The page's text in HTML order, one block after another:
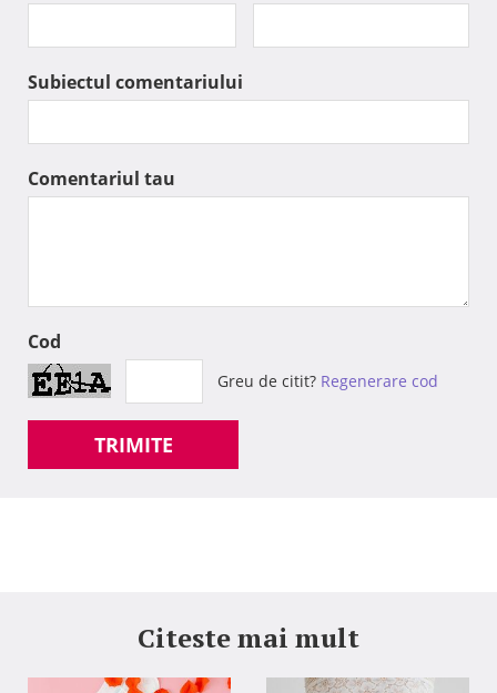
Subiectul comentariului
Comentariul tau
Cod
Greu de citit? Regenerare cod
TRIMITE
Citeste mai mult